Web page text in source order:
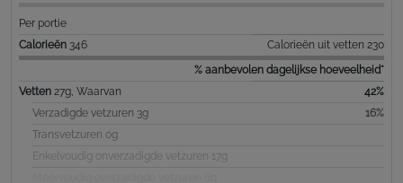
Per portie
Calorieën 346
Calorieën uit vetten 230
% aanbevolen dagelijkse hoeveelheid*
Vetten 27g, Waarvan
42%
Verzadigde vetzuren 3g
16%
Transvetzuren 0g
Enkelvoudig onverzadigde vetzuren 17g